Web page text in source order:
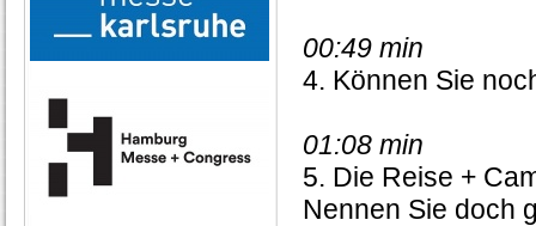
00:49 min
4. Können Sie
01:08 min
5. Die Reise +
Nennen Sie doch